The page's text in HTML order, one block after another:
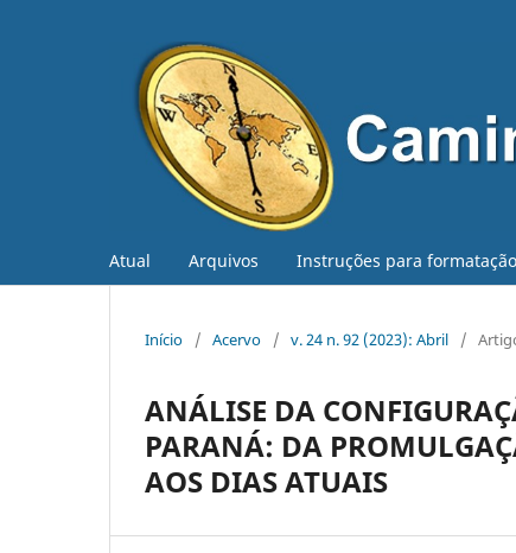
Atual Arquivos Instruções para formatação
Início / Acervo / v. 24 n. 92 (2023): Abril /
ANÁLISE DA
PARANÁ: DA
AOS DIAS ATUAIS